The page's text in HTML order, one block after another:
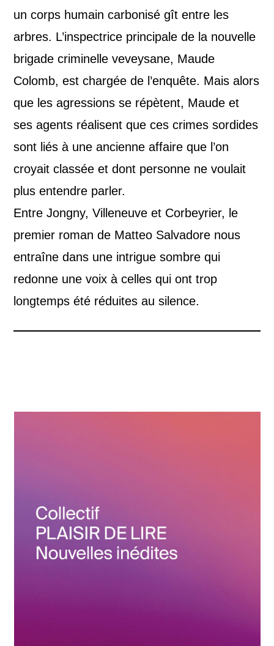
un corps humain carbonisé gît entre les
arbres. L’inspectrice principale de la nouvelle
brigade criminelle veveysane, Maude
Colomb, est chargée de l’enquête. Mais alors
que les agressions se répètent, Maude et
ses agents réalisent que ces crimes sordides
sont liés à une ancienne affaire que l’on
croyait classée et dont personne ne voulait
plus entendre parler.
Entre Jongny, Villeneuve et Corbeyrier, le
premier roman de Matteo Salvadore nous
entraîne dans une intrigue sombre qui
redonne une voix à celles qui ont trop
longtemps été réduites au silence.